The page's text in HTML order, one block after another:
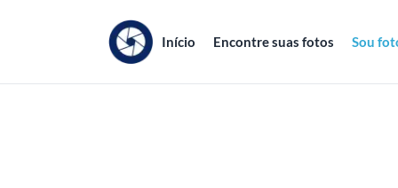
Início Encontre suas fotos Sou